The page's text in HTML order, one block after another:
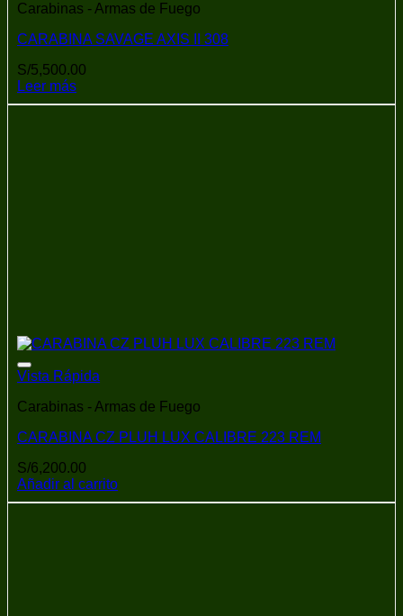
Carabinas - Armas de Fuego
CARABINA SAVAGE AXIS II 308
S/5,500.00
Leer más
Vista Rápida
Carabinas - Armas de Fuego
CARABINA CZ PLUH LUX CALIBRE 223 REM
S/6,200.00
Añadir al carrito